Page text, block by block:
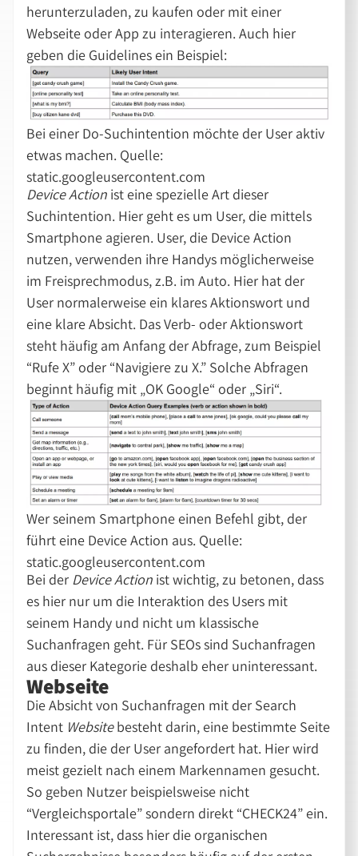
herunterzuladen, zu kaufen oder mit einer
Webseite oder App zu interagieren. Auch hier
geben die Guidelines ein Beispiel:
Bei einer Do-Suchintention möchte der User aktiv
etwas machen. Quelle:
static.googleusercontent.com
Device Action ist eine spezielle Art dieser
Suchintention. Hier geht es um User, die mittels
Smartphone agieren. User, die Device Action
nutzen, verwenden ihre Handys möglicherweise
im Freisprechmodus, z.B. im Auto. Hier hat der
User normalerweise ein klares Aktionswort und
eine klare Absicht. Das Verb- oder Aktionswort
steht häufig am Anfang der Abfrage, zum Beispiel
“Rufe X” oder “Navigiere zu X.” Solche Abfragen
beginnt häufig mit „OK Google“ oder „Siri“.
Wer seinem Smartphone einen Befehl gibt, der
führt eine Device Action aus. Quelle:
static.googleusercontent.com
Bei der Device Action ist wichtig, zu betonen, dass
es hier nur um die Interaktion des Users mit
seinem Handy und nicht um klassische
Suchanfragen geht. Für SEOs sind Suchanfragen
aus dieser Kategorie deshalb eher uninteressant.
Webseite
Die Absicht von Suchanfragen mit der Search
Intent Websitebesteht darin, eine bestimmte Seite
zu finden, die der User angefordert hat. Hier wird
meist gezielt nach einem Markennamen gesucht.
So geben Nutzer beispielsweise nicht
“Vergleichsportale” sondern direkt “CHECK24” ein.
Interessant ist, dass hier die organischen